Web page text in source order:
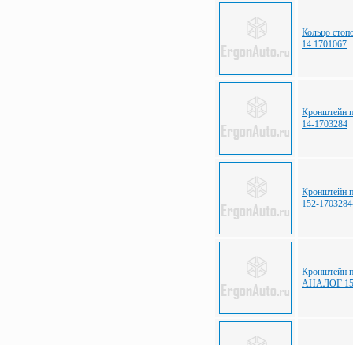
Кольцо
14.1701067
Кронштейн
14-1703284
Кронштейн
152-
Кронштейн
АНАЛОГ